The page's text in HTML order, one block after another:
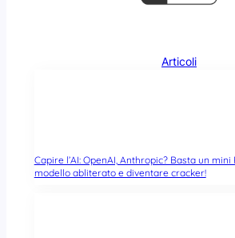
Articoli
Capire l’AI: OpenAI, Anthropic? Basta un mini
modello abliterato e diventare cracker!